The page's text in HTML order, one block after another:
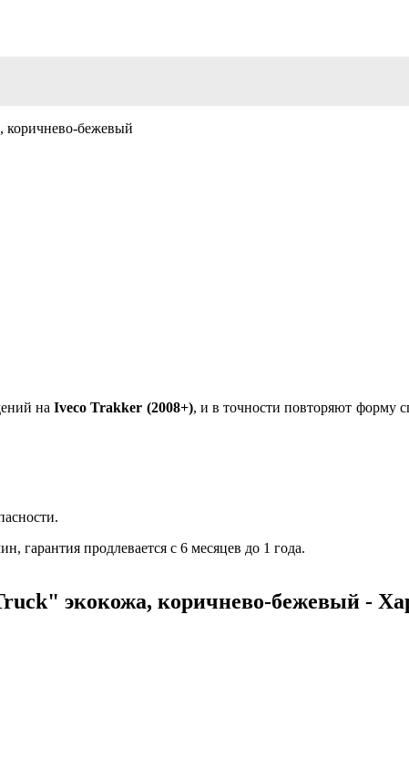
наIveco Trakker (2008+), и в точности повторяют форму
гарантия продлевается с 6 месяцев до 1 года.
экокожа, коричнево-бежевый -